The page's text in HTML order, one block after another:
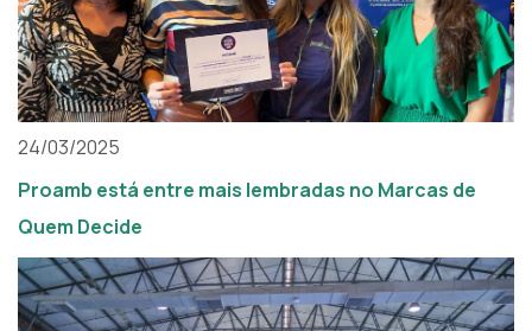
24/03/2025
Proamb está entre mais lembradas no Marcas de
Quem Decide